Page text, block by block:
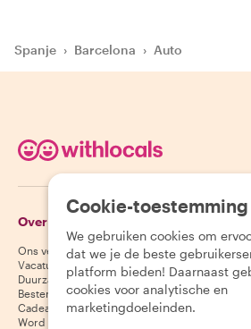
Spanje › Barcelona › Auto
Over Withlocals
Ons verhaal
Vacatures
Duurzaamheid
Bestemmingen
Cadeaubonnen
Word partner
gasten
Cookie-toestemming
We gebruiken cookies om
dat we je de beste
platform bieden! Daarnaast
cookies voor analytische en
marketingdoeleinden.